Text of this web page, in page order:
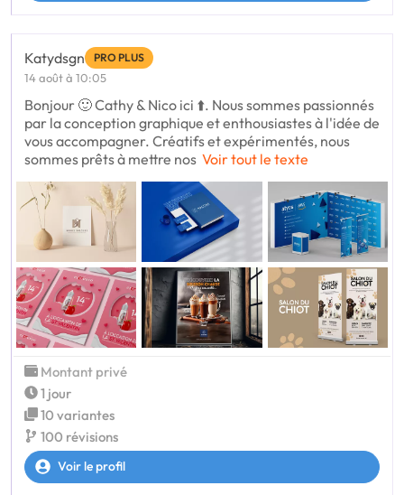
Katydsgn PRO PLUS
14 août à 10:05
Bonjour 🙂 Cathy & Nico ici ⬆️. Nous sommes passionnés
par la conception graphique et enthousiastes à l'idée de
vous accompagner. Créatifs et expérimentés, nous
sommes prêts à mettre nos Voir tout le texte
Montant privé
1 jour
10 variantes
100 révisions
Voir le profil